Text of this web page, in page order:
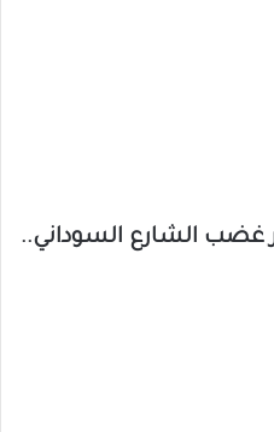
غضب الشارع السوداني..